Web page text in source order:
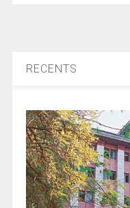
RECENTS